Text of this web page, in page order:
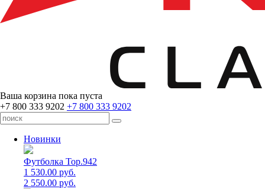
Ваша корзина пока пуста
+7 800 333 9202 +7 800 333 9202
Новинки
Футболка Top.942
1 530.00 руб.
2 550.00 руб.